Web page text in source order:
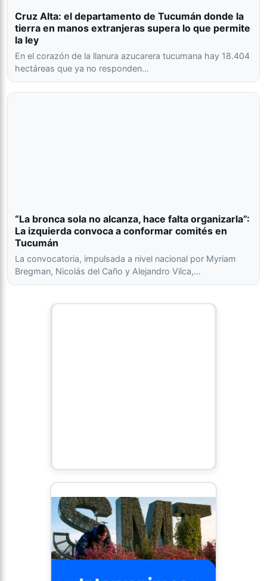
Cruz Alta: el departamento de Tucumán donde la
tierra en manos extranjeras supera lo que permite
la ley
En el corazón de la llanura azucarera tucumana hay 18.404
hectáreas que ya no responden…
“La bronca sola no alcanza, hace falta organizarla”:
La izquierda convoca a conformar comités en
Tucumán
La convocatoria, impulsada a nivel nacional por Myriam
Bregman, Nicolás del Caño y Alejandro Vilca,…